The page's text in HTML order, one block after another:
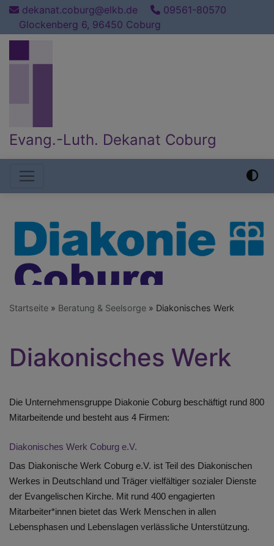
Direkt
Inhalt
dekanat.coburg@elkb.de
09561-80570
Glockenberg 6, 96450 Coburg
Evang.-Luth. Dekanat Coburg
Hauptnavigation
Startseite Beratung & Seelsorge Diakonisches Werk
Diakonisches Werk
Die Unternehmensgruppe Diakonie Coburg beschäftigt rund 800
Mitarbeitende und besteht aus 4 Firmen:
Diakonisches Werk Coburg e.V.
Das Diakonische Werk Coburg e.V. ist Teil des Diakonischen
Werkes in Deutschland und Träger vielfältiger sozialer Dienste
der Evangelischen Kirche. Mit rund 400 engagierten
Mitarbeiter*innen bietet das Werk Menschen in allen
Lebensphasen und Lebenslagen verlässliche Unterstützung.